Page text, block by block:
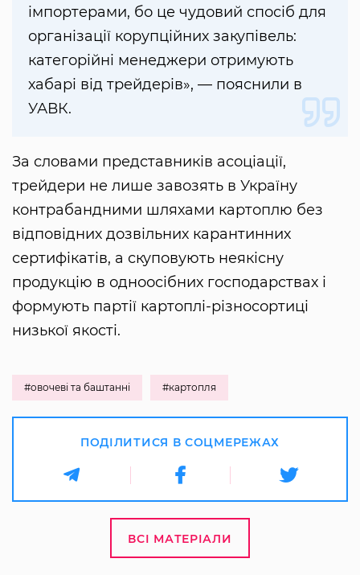
імпортерами, бо це чудовий спосіб для
організації корупційних закупівель:
категорійні менеджери отримують
хабарі від трейдерів», — пояснили в
УАВК.
За словами представників асоціації,
трейдери не лише завозять в Україну
контрабандними шляхами картоплю без
відповідних дозвільних карантинних
сертифікатів, а скуповують неякісну
продукцію в одноосібних господарствах і
формують партії картоплі-різносортиці
низької якості.
#овочеві та баштанні #картопля
ПОДІЛИТИСЯ В СОЦМЕРЕЖАХ
ВСІ МАТЕРІАЛИ